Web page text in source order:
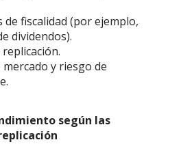
de fiscalidad (por ejemplo,
dividendos).
mercado y riesgo de
según las